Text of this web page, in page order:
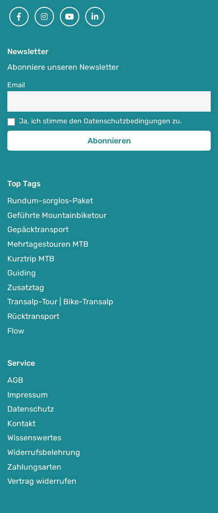
21.09.-25.09.2026
FacebookInstagramYoutubeLinkedin
Newsletter
Abonniere unseren Newsletter
Email
Ja, ich stimme den Datenschutzbedingungen zu.
Top Tags
Rundum-sorglos-Paket
Geführte Mountainbiketour
Gepäcktransport
Mehrtagestouren MTB
Kurztrip MTB
Guiding
Zusatztag
Transalp-Tour | Bike-Transalp
Rücktransport
Flow
Service
AGB
Impressum
Datenschutz
Kontakt
Wissenswertes
Widerrufsbelehrung
Zahlungsarten
Vertrag widerrufen